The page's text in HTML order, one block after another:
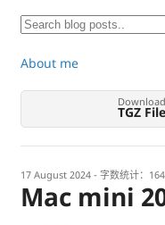
About me
Download
TGZ File
17 August 2024 - 字数统计：
Mac mini